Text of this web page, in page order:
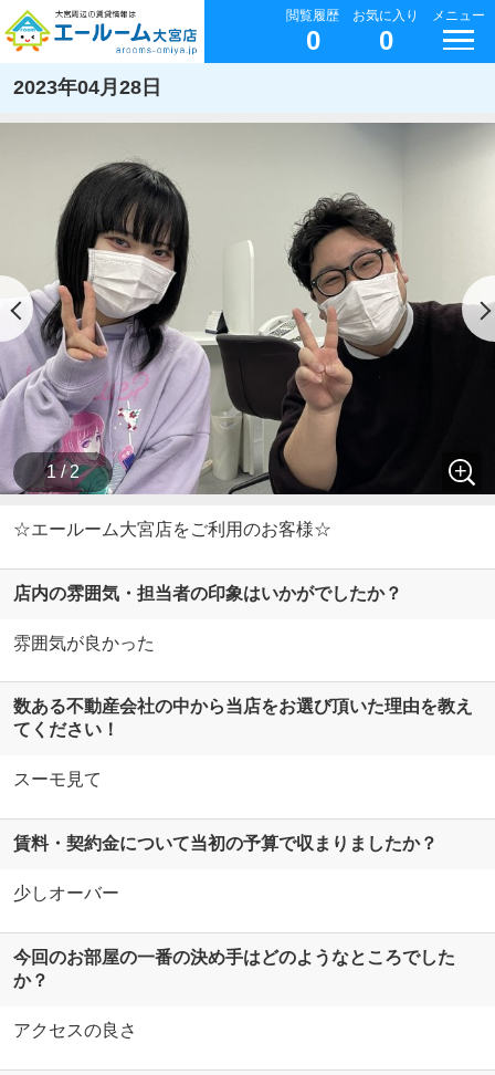
閲覧履歴
0
お気に入り
0
メニュー
2023年04月28日
1 / 2
☆エールーム大宮店をご利用のお客様☆
店内の雰囲気・担当者の印象はいかがでしたか？
雰囲気が良かった
数ある不動産会社の中から当店をお選び頂いた理由を教え
てください！
スーモ見て
賃料・契約金について当初の予算で収まりましたか？
少しオーバー
今回のお部屋の一番の決め手はどのようなところでした
か？
アクセスの良さ